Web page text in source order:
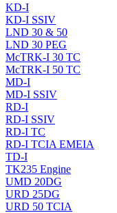
KD-I
KD-I SSIV
LND 30 & 50
LND 30 PEG
McTRK-I 30 TC
McTRK-I 50 TC
MD-I
MD-I SSIV
RD-I
RD-I SSIV
RD-I TC
RD-I TCIA EMEIA
TD-I
TK235 Engine
UMD 20DG
URD 25DG
URD 50 TCIA